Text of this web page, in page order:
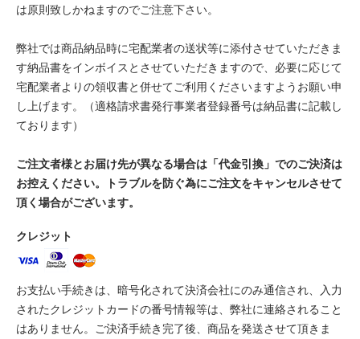
は原則致しかねますのでご注意下さい。
弊社では商品納品時に宅配業者の送状等に添付させていただきま
す納品書をインボイスとさせていただきますので、必要に応じて
宅配業者よりの領収書と併せてご利用くださいますようお願い申
し上げます。（適格請求書発行事業者登録番号は納品書に記載し
ております）
ご注文者様とお届け先が異なる場合は「代金引換」でのご決済は
お控えください。トラブルを防ぐ為にご注文をキャンセルさせて
頂く場合がございます。
クレジット
お支払い手続きは、暗号化されて決済会社にのみ通信され、入力
されたクレジットカードの番号情報等は、弊社に連絡されること
はありません。ご決済手続き完了後、商品を発送させて頂きま